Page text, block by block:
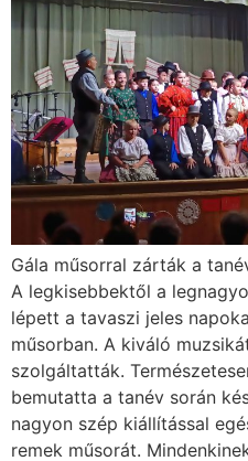
Gála műsorral zárták a
A legkisebbektől a
lépett a tavaszi jeles
műsorban. A kiváló
szolgáltatták.
bemutatta a tanév során
nagyon szép kiállítással
remek műsorát.